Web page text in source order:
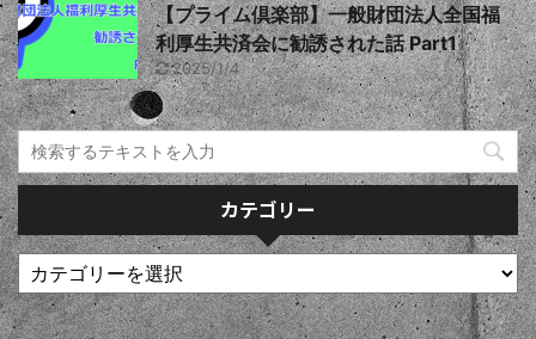
【プライム倶楽部】一般財団法人全国福
利厚生共済会に勧誘された話 Part1
2025/1/4
カテゴリー